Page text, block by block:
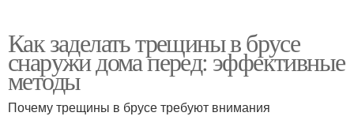
Как заделать трещины в брусе
снаружи дома перед: эффективные
методы
Почему трещины в брусе требуют внимания